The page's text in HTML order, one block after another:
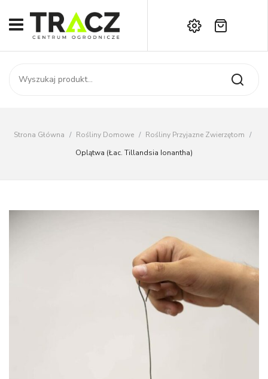
START
SKLEP
Brak produktów w koszyku.
Strona Główna / Rośliny Domowe / Rośliny Przyjazne Zwierzętom /
Oplątwa (łac. Tillandsia Ionantha)